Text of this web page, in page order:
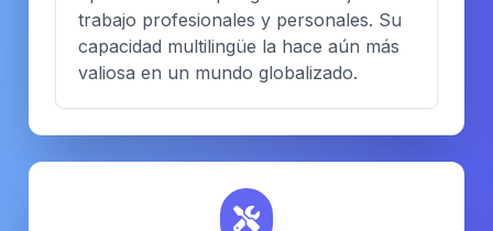
trabajo profesionales y personales. Su
capacidad multilingüe la hace aún más
valiosa en un mundo globalizado.